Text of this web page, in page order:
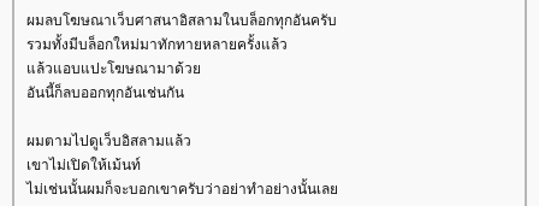
ผมลบโฆษณาเว็บศาสนาอิสลามในบล็อกทุกอันครับ
รวมทั้งมีบล็อกใหม่มาทักทายหลายครั้งแล้ว
ล้วแอบแปะโฆษณามาด้ว
อันนี้ก็ลบออกทุกอันเช่นกัน
ผมตามไปดูเว็บอิสลามแล้ว
เขาไม่เปิดให้เม้นท์
ไม่เช่นนั้นผมก็จะบอกเขาครับว่าอย่าทำอย่างนั้นเล